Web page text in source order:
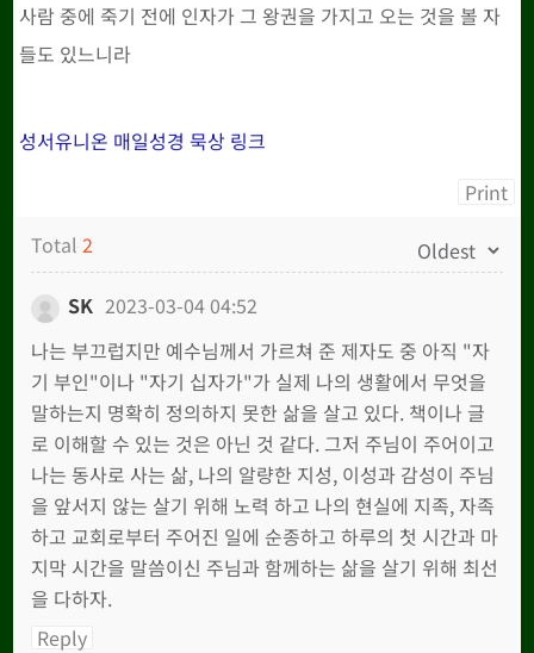
사람 중에 죽기 전에 인자가 그 왕권을 가지고 오는 것을 볼 자
들도 있느니라
성서유니온 매일성경 묵상 링크
Print
Total2
SK 2023-03-04 04:52
나는 부끄럽지만 예수님께서 가르쳐 준 제자도 중 아직 "자
기 부인"이나 "자기 십자가"가 실제 나의 생활에서 무엇을
말하는지 명확히 정의하지 못한 삶을 살고 있다. 책이나 글
로 이해할 수 있는 것은 아닌 것 같다. 그저 주님이 주어이고
나는 동사로 사는 삶, 나의 알량한 지성, 이성과 감성이 주님
을 앞서지 않는 살기 위해 노력 하고 나의 현실에 지족, 자족
하고 교회로부터 주어진 일에 순종하고 하루의 첫 시간과 마
지막 시간을 말씀이신 주님과 함께하는 삶을 살기 위해 최선
을 다하자.
Reply